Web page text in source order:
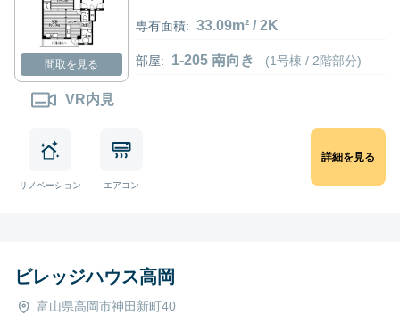
間取を見る
VR内見
専有面積: 33.09m² / 2K
部屋: 1-205 南向き (1号棟 / 2階部分)
リノベーション エアコン
詳細を見る
ビレッジハウス高岡
富山県高岡市神田新町40